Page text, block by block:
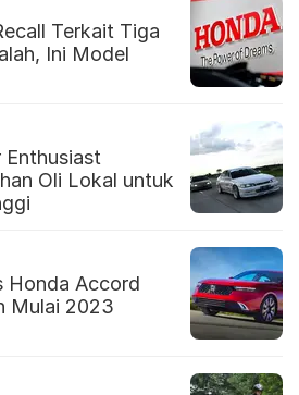
Terkait Tiga
Ini Model
Enthusiast
Oli Lokal untuk
Honda Accord
Mulai 2023